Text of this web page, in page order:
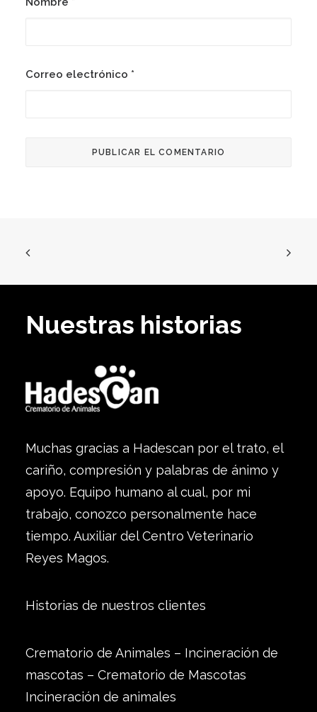
Correo electrónico *
Nuestras historias
Muchas gracias a Hadescan por el trato, el
cariño, compresión y palabras de ánimo y
apoyo. Equipo humano al cual, por mi
trabajo, conozco personalmente hace
tiempo. Auxiliar del Centro Veterinario
Reyes Magos.
Historias de nuestros clientes
Crematorio de Animales – Incineración de
mascotas – Crematorio de Mascotas
Incineración de animales